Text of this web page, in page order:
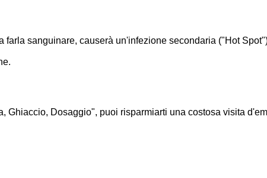
sanguinare, causerà un'infezione secondaria ("Hot
Dosaggio", puoi risparmiarti una costosa visita